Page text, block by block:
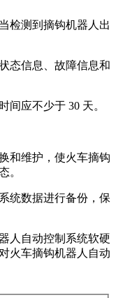
检测到摘钩机器人出
态信息、故障信息和
间应不少于 30 天。
和维护，使火车摘钩
。
统数据进行备份，保
人自动控制系统软硬
火车摘钩机器人自动